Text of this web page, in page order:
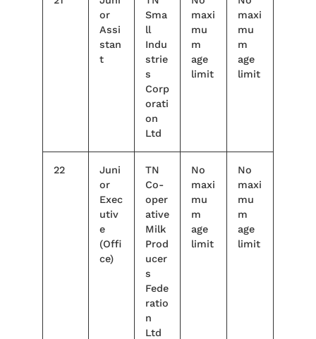
or
Assi
stan
t
Sma
ll
Indu
strie
s
Corp
orati
on
Ltd
maxi
mu
m
age
limit
maxi
mu
m
age
limit
22
Juni
or
Exec
utiv
e
(Offi
ce)
TN
Co-
oper
ative
Milk
Prod
ucer
s
Fede
ratio
n
Ltd
No
maxi
mu
m
age
limit
No
maxi
mu
m
age
limit